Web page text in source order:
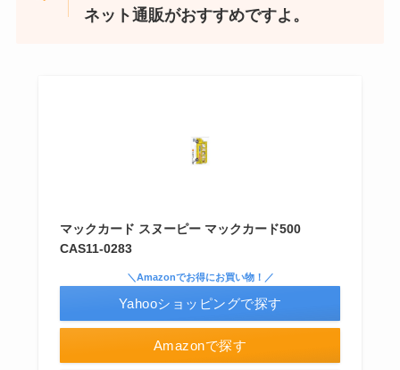
忍者めし鉄の鎧はどこに売ってる？セブン・ロー
和紙はどこに売ってる？ダイソーやLoftで買える！
ネット通販がおすすめですよ。
マックカード スヌーピー マックカード500
CAS11-0283
Amazonで探す
＼Amazonでお得にお買い物！／
Yahooショッピングで探す